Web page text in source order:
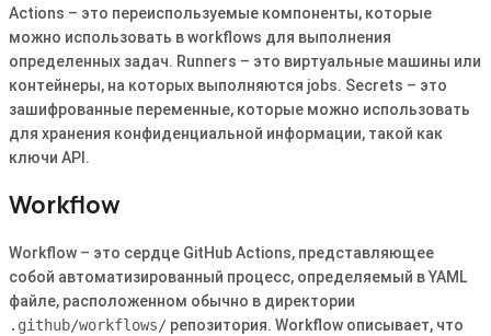
Actions – это переиспользуемые компоненты, которые
можно использовать в workflows для выполнения
определенных задач. Runners – это виртуальные машины или
контейнеры, на которых выполняются jobs. Secrets – это
зашифрованные переменные, которые можно использовать
для хранения конфиденциальной информации, такой как
ключи API.
Workflow
Workflow – это сердце GitHub Actions, представляющее
собой автоматизированный процесс, определяемый в YAML
файле, расположенном обычно в директории
.github/workflows/ репозитория. Workflow описывает, что